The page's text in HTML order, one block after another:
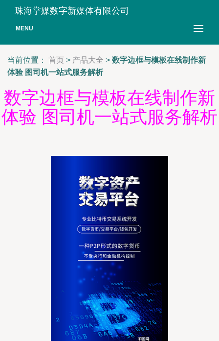
珠海掌媒数字新媒体有限公司
MENU
当前位置： 首页 > 产品大全 > 数字边框与模板在线制作新
体验 图司机一站式服务解析
数字边框与模板在线制作新
体验 图司机一站式服务解析